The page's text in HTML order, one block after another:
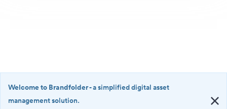
Welcome to Brandfolder- a simplified digital asset
management solution.